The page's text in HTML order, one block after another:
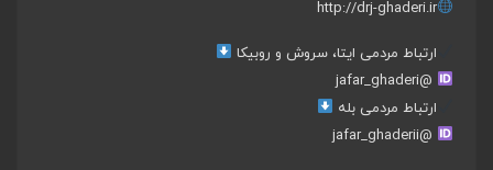
http://drj-ghaderi.ir
ارتباط مردمی ایتا، سروش و روبیکا
@jafar_ghaderi
ارتباط مردمی بله
@jafar_ghaderii